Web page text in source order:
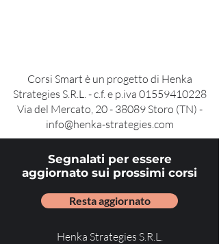
Corsi Smart è un progetto di Henka
Strategies S.R.L. - c.f. e p.iva 01559410228
Via del Mercato, 20 - 38089 Storo (TN) -
info@henka-strategies.com
Segnalati per essere
aggiornato sui prossimi corsi
Resta aggiornato
Henka Strategies S.R.L.